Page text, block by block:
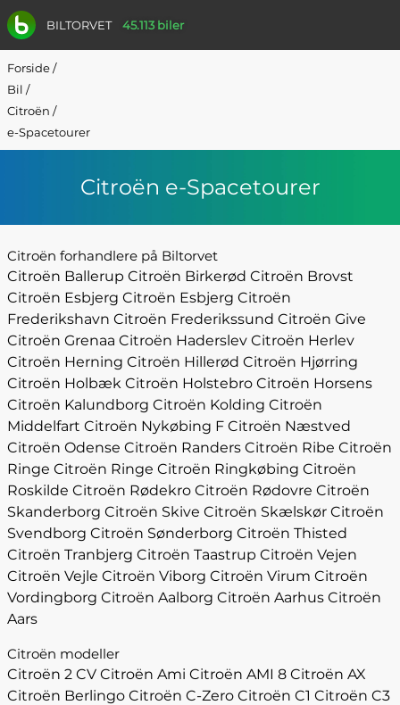
BILTORVET 45.113 biler
Forside/
Bil /
Citroën /
e-Spacetourer
Citroën e-Spacetourer
Citroën forhandlere på Biltorvet
Citroën Ballerup Citroën Birkerød Citroën Brovst
Citroën Esbjerg Citroën Esbjerg Citroën
Frederikshavn Citroën Frederikssund Citroën Give
Citroën Grenaa Citroën Haderslev Citroën Herlev
Citroën Herning Citroën Hillerød Citroën Hjørring
Citroën Holbæk Citroën Holstebro Citroën Horsens
Citroën Kalundborg Citroën Kolding Citroën
Middelfart Citroën Nykøbing F Citroën Næstved
Citroën Odense Citroën Randers Citroën Ribe Citroën
Ringe Citroën Ringe Citroën Ringkøbing Citroën
Roskilde Citroën Rødekro Citroën Rødovre Citroën
Skanderborg Citroën Skive Citroën Skælskør Citroën
Svendborg Citroën Sønderborg Citroën Thisted
Citroën Tranbjerg Citroën Taastrup Citroën Vejen
Citroën Vejle Citroën Viborg Citroën Virum Citroën
Vordingborg Citroën Aalborg Citroën Aarhus Citroën
Aars
Citroën modeller
Citroën 2 CV Citroën Ami Citroën AMI 8 Citroën AX
Citroën Berlingo Citroën C-Zero Citroën C1 Citroën C3